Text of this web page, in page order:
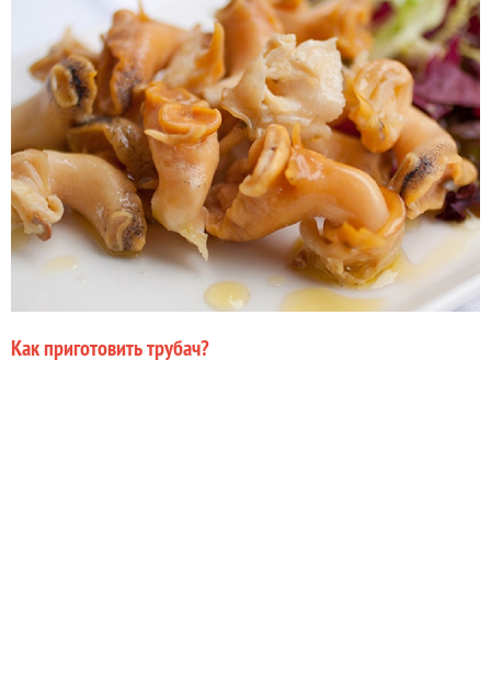
Как приготовить трубач?